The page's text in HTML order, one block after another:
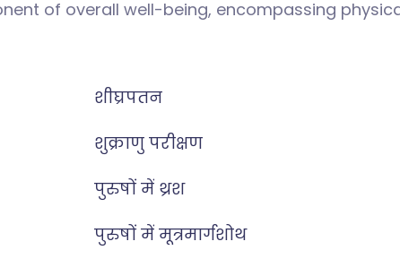
of overall well-being, encompassing
शीघ्रपतन
शुक्राणु परीक्षण
पुरुषों में थ्रश
पुरुषों में मूत्रमार्गशोथ